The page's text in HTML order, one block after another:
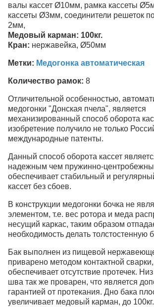
валы кассет Ø10мм, рамка кассеты
кассеты Ø3мм, соединители решеток
2мм,
Медовый карман: 100кг.
Кран: нержавейка, Ø50мм
Метки: Медогонка автоматическая
Количество рамок: 8
Отличительной особенностью,
медогонки "Донская пчела", является
механизированный способ оборота
изобретение получило не только
международные патенты.
Данный способ оборота кассет
надежным чем пружинно-
обеспечивает стабильный и
кассет без сбоев.
В конструкции медогонки бочка не
элементом, т.е. вес ротора и меда
несущий каркас, таким образом
необходимость делать толстостенную
Бак выполнен из пищевой
приварено методом контактной
обеспечивает отсутствие протечек.
шва так же проварен, что является
гарантией от протекания. Дно бака
увеличивает медовый карман, до 100кг.